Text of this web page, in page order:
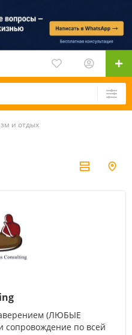
и отдых
(ЛЮБЫЕ
по всей